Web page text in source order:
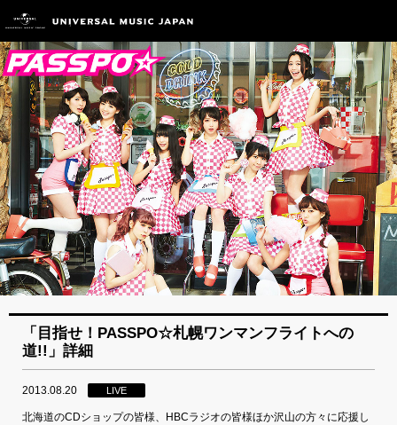
「目指せ！PASSPO☆札幌ワンマンフライトへの
道!!」詳細
2013.08.20 LIVE
北海道のCDショップの皆様、HBCラジオの皆様ほか沢山の方々に応援し